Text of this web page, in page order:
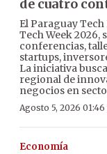
de cuatro
El Paraguay
Tech Week 2026,
conferencias,
startups,
La iniciativa
regional de
negocios en
Agosto 5, 2026 01:46
Economía